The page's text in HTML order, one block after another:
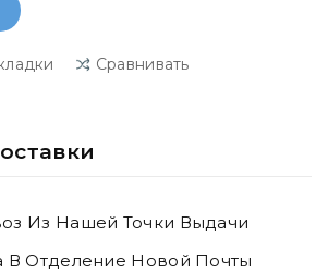
Сравнивать
Из Нашей Точки Выдачи
В Отделение Новой Почты